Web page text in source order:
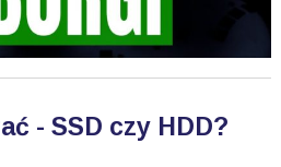
- SSD czy HDD?